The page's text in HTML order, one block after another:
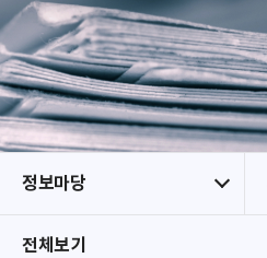
정보마당
전체보기